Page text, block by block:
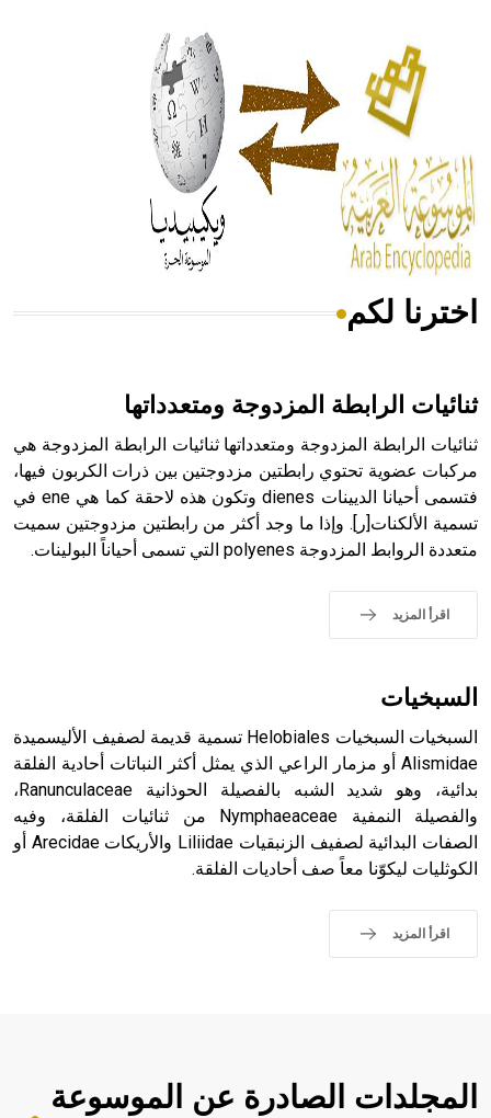
الحكم، الأدلة، تنظيم التغذية، ورسالته في جروح الرأس. ويعود
له الفضل بأنه حرر الطب من الدين والفلسفة.
- هل تعلم أن المرجان إفراز حيواني يتكون في البحر ويتركب
من مادة كربونات الكلسيوم، وهو أحمر أو شديد الحمرة وهو
أجود أنواعه، ويمتاز بكبر الحجم ويسمى الش
هل تعلم أن الأبسيد كلمة فرنسية اللفظ تم اعتمادها مصطلحاً
- هل تعلم أن أبجر Abgar اسم معروف جيداً يعود إلى عدد من
الملوك الذين حكموا مدينة إديسا (الرها) من أبجر الأول وحتى
التاسع، وهم ينتسبون إلى أسرة أوسروين
حيث تقتصر القيمة الصوتية للعلامة الك
اخترنا لكم
ثنائيات الرابطة المزدوجة ومتعدداتها
ثنائيات الرابطة المزدوجة ومتعدداتها ثنائيات الرابطة المزدوجة هي
مركبات عضوية تحتوي رابطتين مزدوجتين بين ذرات الكربون فيها،
فتسمى أحيانا الديينات dienes وتكون هذه لاحقة كما هي ene في
تسمية الألكنات[ر]. وإذا ما وجد أكثر من رابطتين مزدوجتين سميت
متعددة الروابط المزدوجة polyenes التي تسمى أحياناً البولينات.
اقرأ المزيد
السبخيات
السبخيات السبخيات Helobiales تسمية قديمة لصفيف الأليسميدة
Alismidae أو مزمار الراعي الذي يمثل أكثر النباتات أحادية الفلقة
بدائية، وهو شديد الشبه بالفصيلة الحوذانية Ranunculaceae،
والفصيلة النمفية Nymphaeaceae من ثنائيات الفلقة، وفيه
الصفات البدائية لصفيف الزنبقيات Liliidae والأريكات Arecidae أو
الكوثليات ليكوّنا معاً صف أحاديات الفلقة.
اقرأ المزيد
المجلدات الصادرة عن الموسوعة